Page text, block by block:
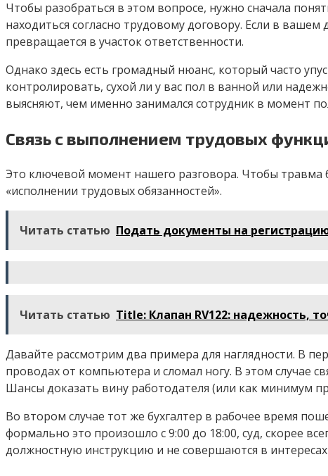
Чтобы разобраться в этом вопросе, нужно сначала
находиться согласно трудовому договору. Если в
превращается в участок ответственности.
Однако здесь есть громадный нюанс, который часто
контролировать, сухой ли у вас пол в ванной или
выясняют, чем именно занимался сотрудник в момент
Связь с выполнением трудовых
Это ключевой момент нашего разговора. Чтобы травма
«исполнении трудовых обязанностей».
Читать статью Подать документы на
Читать статью Title: Клапан RV122: надежность,
Давайте рассмотрим два примера для наглядности. В
проводах от компьютера и сломал ногу. В этом случае
Шансы доказать вину работодателя (или как минимум
Во втором случае тот же бухгалтер в рабочее время
формально это произошло с 9:00 до 18:00, суд, скорее
должностную инструкцию и не совершаются в интересах